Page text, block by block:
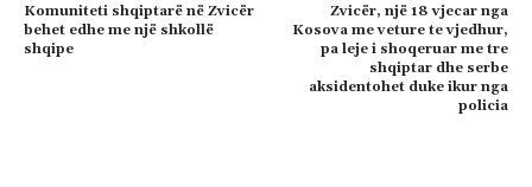
Komuniteti shqiptarë në Zvicër
behet edhe me një shkollë
shqipe
Zvicër, një 18 vjecar nga
Kosova me veture te vjedhur,
pa leje i shoqeruar me tre
shqiptar dhe serbe
aksidentohet duke ikur nga
policia